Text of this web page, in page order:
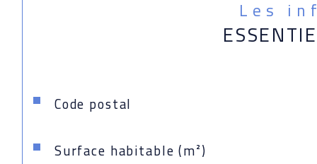
Les
Caractéristiques Valeurs
Code postal
Surface habitable (m²)